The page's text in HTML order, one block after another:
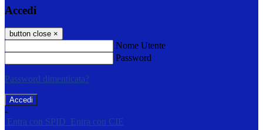
Accedi
button close ×
Nome Utente
Password
Password dimenticata?
-
Entra con SPID
Entra con CIE